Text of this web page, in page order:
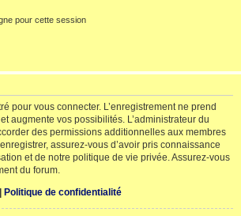
pour cette session
pour vous connecter. L’enregistrement ne prend
augmente vos possibilités. L’administrateur du
des permissions additionnelles aux membres
assurez-vous d’avoir pris connaissance
et de notre politique de vie privée. Assurez-vous
du forum.
| Politique de confidentialité